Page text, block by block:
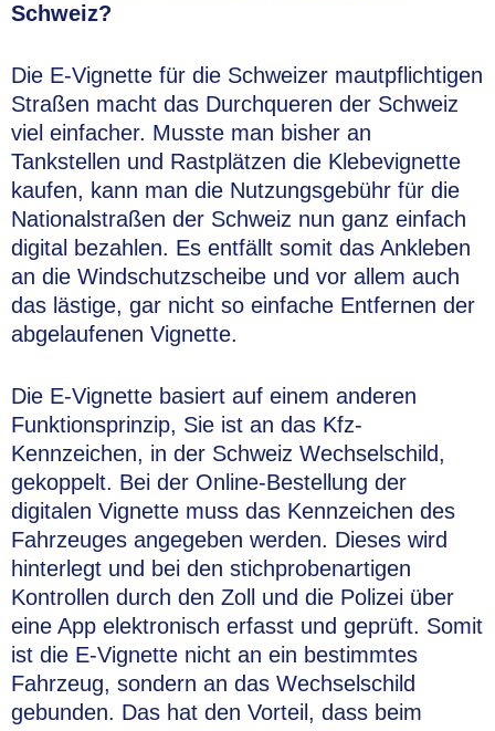
Schweiz?
Die E-Vignette für die Schweizer mautpflichtigen
Straßen macht das Durchqueren der Schweiz
viel einfacher. Musste man bisher an
Tankstellen und Rastplätzen die Klebevignette
kaufen, kann man die Nutzungsgebühr für die
Nationalstraßen der Schweiz nun ganz einfach
digital bezahlen. Es entfällt somit das Ankleben
an die Windschutzscheibe und vor allem auch
das lästige, gar nicht so einfache Entfernen der
abgelaufenen Vignette.
Die E-Vignette basiert auf einem anderen
Funktionsprinzip, Sie ist an das Kfz-
Kennzeichen, in der Schweiz Wechselschild,
gekoppelt. Bei der Online-Bestellung der
digitalen Vignette muss das Kennzeichen des
Fahrzeuges angegeben werden. Dieses wird
hinterlegt und bei den stichprobenartigen
Kontrollen durch den Zoll und die Polizei über
eine App elektronisch erfasst und geprüft. Somit
ist die E-Vignette nicht an ein bestimmtes
Fahrzeug, sondern an das Wechselschild
gebunden. Das hat den Vorteil, dass beim